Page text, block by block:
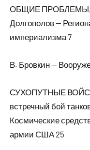
ОБЩИЕ
Долгополов —
империализма 7
В. Бровкин —
СУХОПУТНЫЕ
встречный бой
Космические
армии США 25